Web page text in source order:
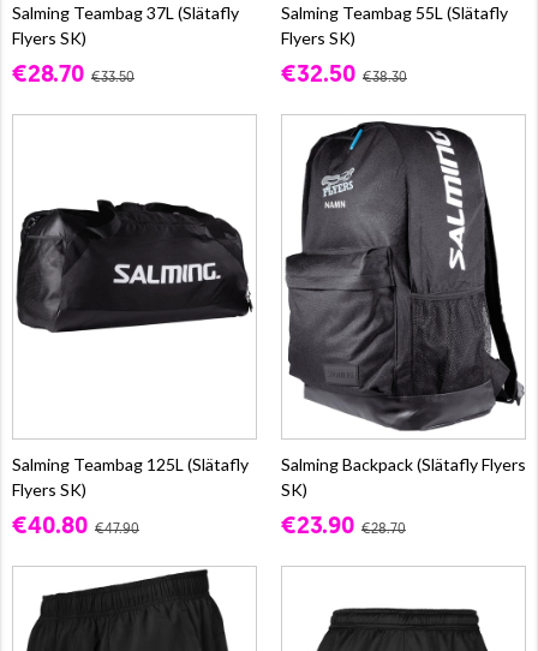
Salming Teambag 37L (Slätafly
Flyers SK)
€28.70 €33.50
Salming Teambag 55L (Slätafly
Flyers SK)
€32.50 €38.30
Salming Teambag 125L (Slätafly
Flyers SK)
€40.80 €47.90
Salming Backpack (Slätafly Flyers
SK)
€23.90 €28.70